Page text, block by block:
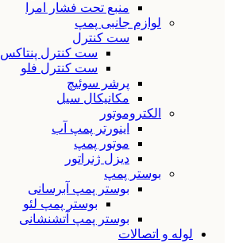
منبع تحت فشار امرا
لوازم جانبی پمپ
ست کنترل
ست کنترل پنتاکس
ست کنترل فلو
پرشر سوئیچ
مکانیکال سیل
الکتروموتور
اینورتر پمپ آب
موتور پمپ
دیزل ژنراتور
بوستر پمپ
بوستر پمپ آبرسانی
بوستر پمپ لئو
بوستر پمپ آتشنشانی
لوله و اتصالات